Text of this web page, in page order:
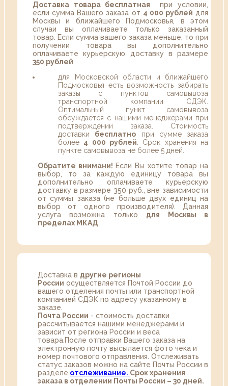
Доставка товара бесплатная при условии,
если сумма Вашего заказа от 4 000 рублей для
Москвы и ближайшего Подмосковья, в этом
случаи вы оплачиваете только заказанный
товар. Если сумма вашего заказа меньше, то при
получении товара вы дополнительно
оплачиваете курьерскую доставку в размере
350 рублей
для Московской области и ближайшего
Подмосковья есть возможность забирать
заказы с пунктов самовывоза
транспортной компании СДЭК.
Оптимальный пункт самовывоза
обсуждается с нашими менеджерами при
подтверждении заказа. Стоимость
доставки бесплатно при сумме заказа
более 4 000 рублей . Срок хранения на
пункте самовывоза не более 5 дней.
Обратите внимани! Если Вы хотите товар на
выбор, то за каждую единицу товара вы
дополнительно оплачиваете курьерскую
доставку в размере 350 руб., вне зависимости
от суммы заказа (не больше двух единиц на
выбор от одного производителя). Данная
услуга возможна только для Москвы в
пределах МКАД
Доставка в другие регионы
России осуществляется Почтой России до
вашего отделения почты или транспортной
компанией СДЭК по адресу указанному в
заказе.
Почта России - стоимость доставки
рассчитывается нашими менеджерами и
зависит от региона России и веса
товара.После отправки Вашего заказа на
электронную почту высылается фото чека и
номер почтового отправления. Отслеживать
статус заказов можно на сайте Почты России в
разделе oтслеживание. Срок хранения
заказа в отделении Почты России – 30 дней.